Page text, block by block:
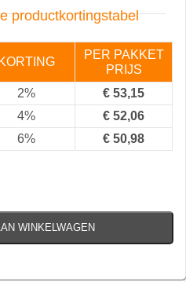
productkortingstabel
KORTING
PER PAKKET
PRIJS
2% € 53,15
4% € 52,06
6% € 50,98
WINKELWAGEN